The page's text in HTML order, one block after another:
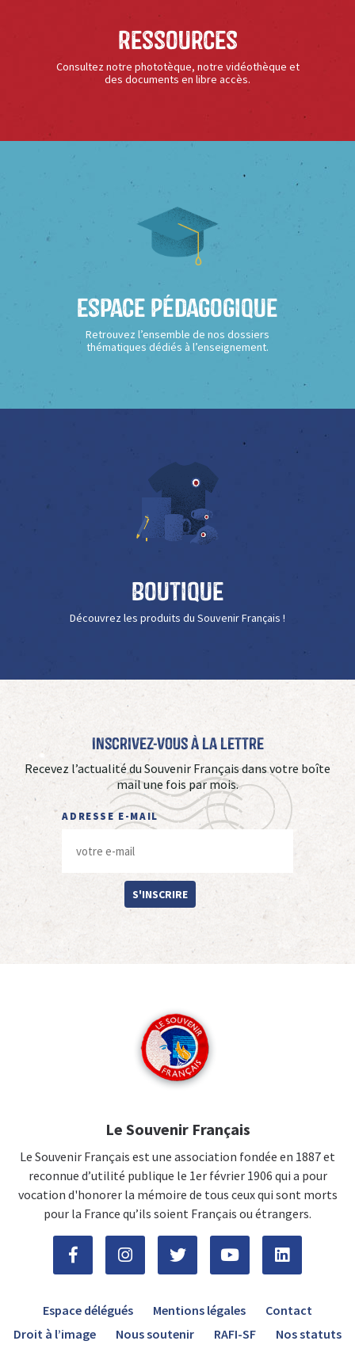
Ressources
Consultez notre phototèque, notre vidéothèque et
des documents en libre accès.
Espace Pédagogique
Retrouvez l’ensemble de nos dossiers
thématiques dédiés à l’enseignement.
Boutique
Découvrez les produits du Souvenir Français !
Inscrivez-vous à La Lettre
Recevez l’actualité du Souvenir Français dans votre boîte
mail une fois par mois.
ADRESSE E-MAIL
S'INSCRIRE
Le Souvenir Français
Le Souvenir Français est une association fondée en 1887 et
reconnue d’utilité publique le 1er février 1906 qui a pour
vocation d'honorer la mémoire de tous ceux qui sont morts
pour la France qu’ils soient Français ou étrangers.
Espace délégués Mentions légales
Contact
Droit à l’image
Nous soutenir RAFI-SF Nos statuts